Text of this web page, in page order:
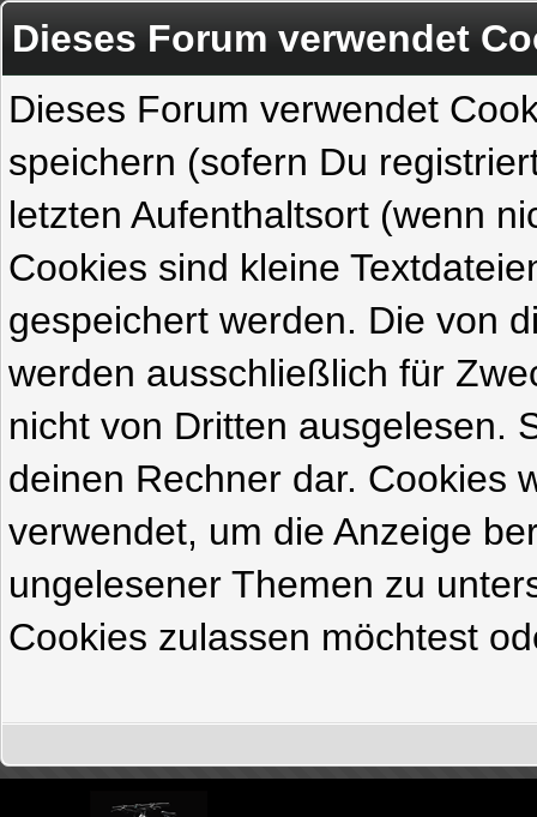
Dieses Forum verwendet
Dieses Forum verwendet
speichern (sofern Du
letzten Aufenthaltsort (wenn
Cookies sind kleine
gespeichert werden. Die von
werden ausschließlich für
nicht von Dritten ausgelesen.
deinen Rechner dar. Cookies
verwendet, um die Anzeige
ungelesener Themen zu
Cookies zulassen möchtest